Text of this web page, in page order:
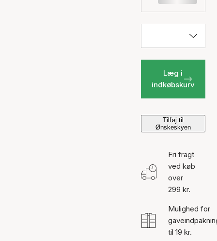
Læg i
indkøbskurv
Tilføj til
Ønskeskyen
Fri fragt
ved køb
over
299 kr.
Mulighed for
til 19 kr.